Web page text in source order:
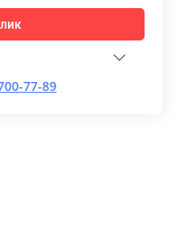
77-89